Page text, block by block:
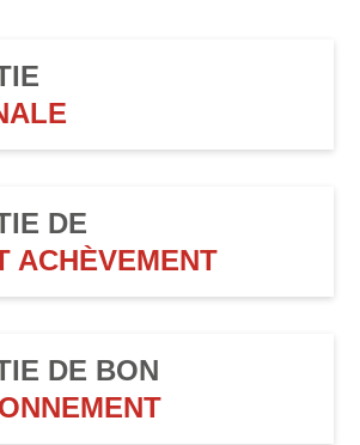
DE
ACHÈVEMENT
DE BON